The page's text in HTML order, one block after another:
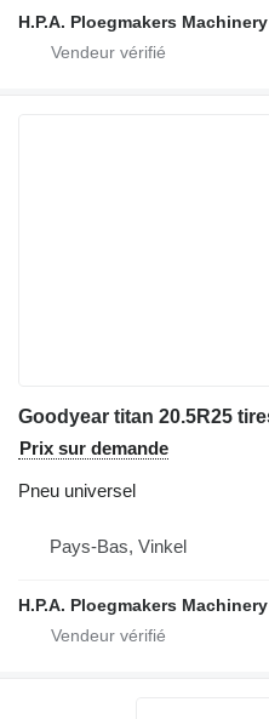
H.P.A. Ploegmakers Machinery
Prix sur demande
Pneu universel
Pays-Bas, Vinkel
H.P.A. Ploegmakers Machinery